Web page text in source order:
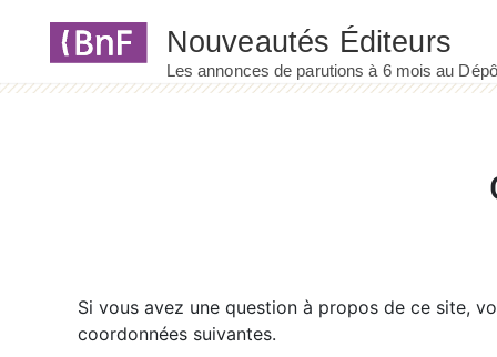
Si vous avez une question à propos de ce site,
coordonnées suivantes.